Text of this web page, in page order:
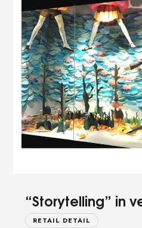
sostenibile
“Storytelling” in
RETAIL DETAIL